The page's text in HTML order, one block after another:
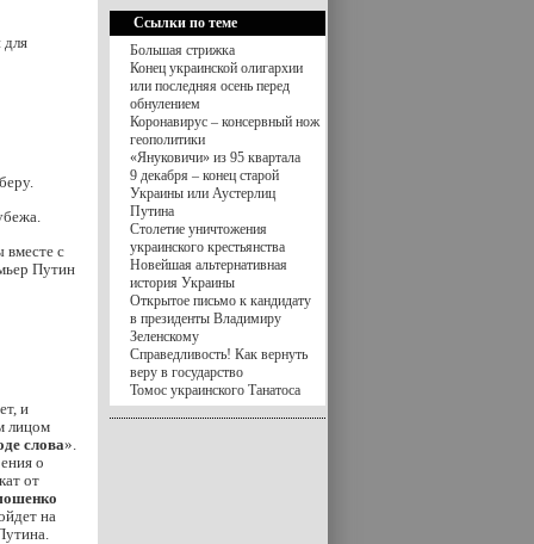
для
с
Путин
и
лицом
слова».
о
от
на
Ссылки по теме
Большая стрижка
Конец украинской олигархии
или последняя осень перед
обнулением
Коронавирус – консервный нож
геополитики
«Януковичи» из 95 квартала
9 декабря – конец старой
Украины или Аустерлиц
Путина
Столетие уничтожения
украинского крестьянства
Новейшая альтернативная
история Украины
Открытое письмо к кандидату
в президенты Владимиру
Зеленскому
Справедливость! Как вернуть
веру в государство
Томос украинского Танатоса